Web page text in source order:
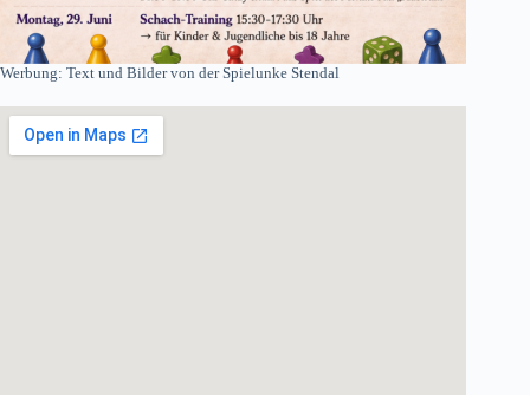
Werbung: Text und Bilder von der Spielunke Stendal